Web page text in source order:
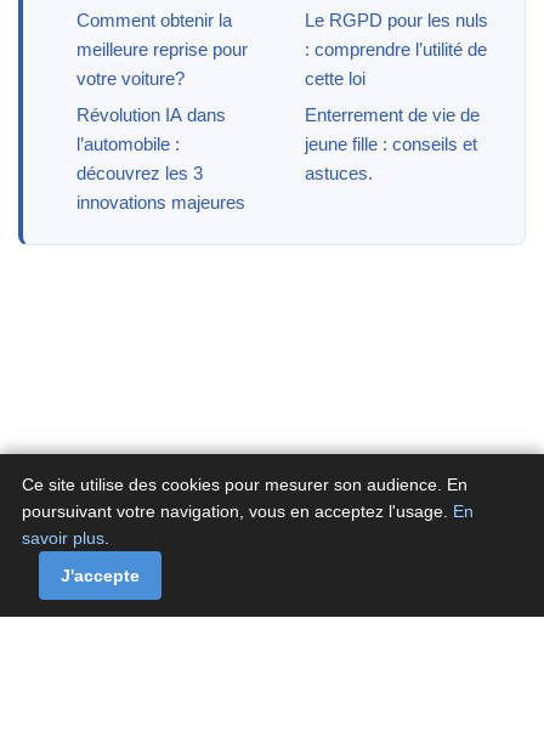
Comment obtenir la
meilleure reprise pour
votre voiture?
Révolution IA dans
l’automobile :
découvrez les 3
innovations majeures
Le RGPD pour les nuls
: comprendre l’utilité de
cette loi
Enterrement de vie de
jeune fille : conseils et
astuces.
A propos
Politique de cookies de Fluxenet.fr
Ce site utilise des cookies pour mesurer son audience. En
poursuivant votre navigation, vous en acceptez l'usage. En
savoir plus
J'accepte